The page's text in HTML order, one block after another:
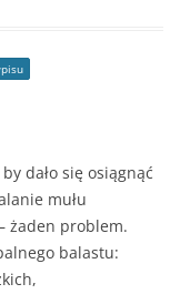
dało się osiągnąć
mułu
żaden problem.
balastu: